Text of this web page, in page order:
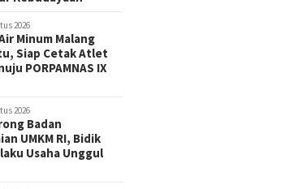
2026
Minum Malang
Siap Cetak Atlet
PORPAMNAS IX
2026
Badan
UMKM RI, Bidik
Usaha Unggul